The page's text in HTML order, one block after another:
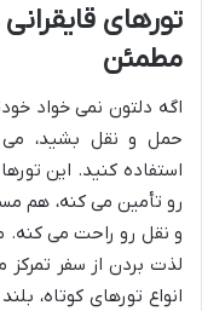
تورهای
مطمئن
اگه دلتون نمی خواد
حمل و نقل بشید، می
استفاده کنید. این
رو تأمین می کنه، هم
و نقل رو راحت می کنه.
لذت بردن از سفر
انواع تورهای کوتاه،